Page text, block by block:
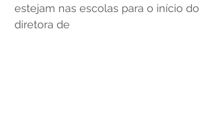
estejam nas escolas para o início
diretora de